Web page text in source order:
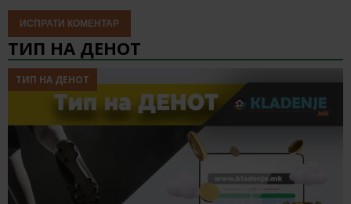
ТИП НА ДЕНОТ
ТИП НА ДЕНОТ